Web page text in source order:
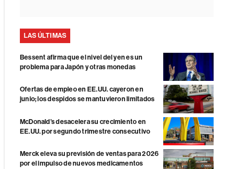
LAS ÚLTIMAS
Bessent afirma que el nivel del yen es un
problema para Japón y otras monedas
Ofertas de empleo en EE.UU. cayeron en
junio; los despidos se mantuvieron limitados
McDonald’s desacelera su crecimiento en
EE.UU. por segundo trimestre consecutivo
Merck eleva su previsión de ventas para 2026
por el impulso de nuevos medicamentos